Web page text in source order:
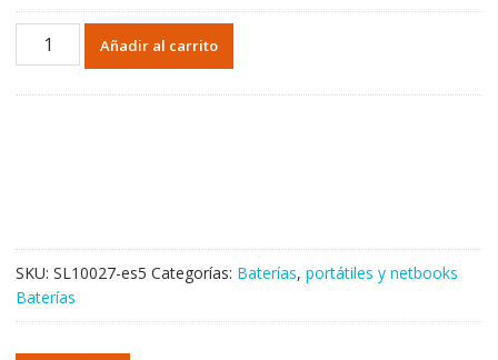
Portátil
batería
cantidad
Añadir al carrito
SKU: SL10027-es5 Categorías: Baterías, portátiles y netbooks
Baterías